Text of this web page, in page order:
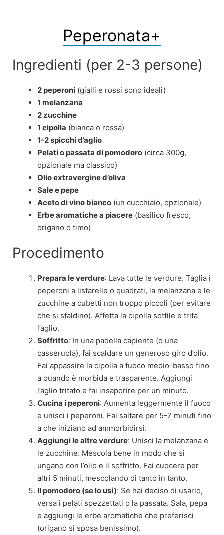
Peperonata+
Ingredienti (per 2-3 persone)
2 peperoni (gialli e rossi sono ideali)
1 melanzana
2 zucchine
1 cipolla (bianca o rossa)
1-2 spicchi d’aglio
Pelati o passata di pomodoro (circa 300g,
opzionale ma classico)
Olio extravergine d’oliva
Sale e pepe
Aceto di vino bianco (un cucchiaio, opzionale)
Erbe aromatiche a piacere (basilico fresco,
origano o timo)
Procedimento
Prepara le verdure: Lava tutte le verdure. Taglia i
peperoni a listarelle o quadrati, la melanzana e le
zucchine a cubetti non troppo piccoli (per evitare
che si sfaldino). Affetta la cipolla sottile e trita
l’aglio.
Soffritto: In una padella capiente (o una
casseruola), fai scaldare un generoso giro d’olio.
Fai appassire la cipolla a fuoco medio-basso fino
a quando è morbida e trasparente. Aggiungi
l’aglio tritato e fai insaporire per un minuto.
Cucina i peperoni: Aumenta leggermente il fuoco
e unisci i peperoni. Fai saltare per 5-7 minuti fino
a che iniziano ad ammorbidirsi.
Aggiungi le altre verdure: Unisci la melanzana e
le zucchine. Mescola bene in modo che si
ungano con l’olio e il soffritto. Fai cuocere per
altri 5 minuti, mescolando di tanto in tanto.
Il pomodoro (se lo usi): Se hai deciso di usarlo,
versa i pelati spezzettati o la passata. Sala, pepa
e aggiungi le erbe aromatiche che preferisci
(origano si sposa benissimo).